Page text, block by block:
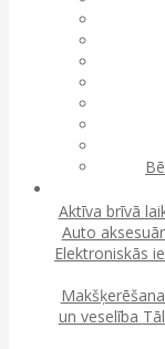
Aktīva brīvā
Auto
Elektroniskās
un veselība